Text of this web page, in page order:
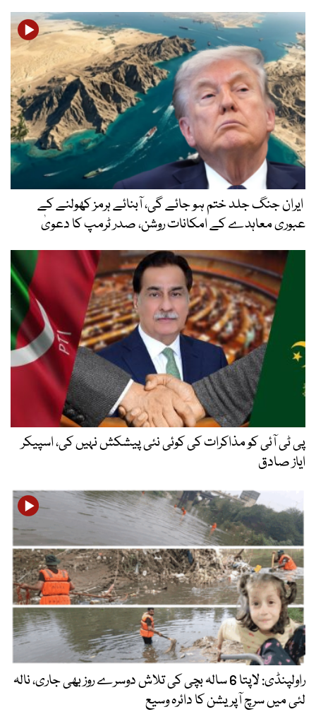
ایران جنگ جلد ختم ہو جائے گی، آبنائے ہرمز کھولنے کے
عبوری معاہدے کے امکانات روشن، صدر ٹرمپ کا دعویٰ
پی ٹی آئی کو مذاکرات کی کوئی نئی پیشکش نہیں کی، اسپیکر
ایاز صادق
راولپنڈی: لاپتا 6 سالہ بچی کی تلاش دوسرے روز بھی جاری، نالہ
لئی میں سرچ آپریشن کا دائرہ وسیع